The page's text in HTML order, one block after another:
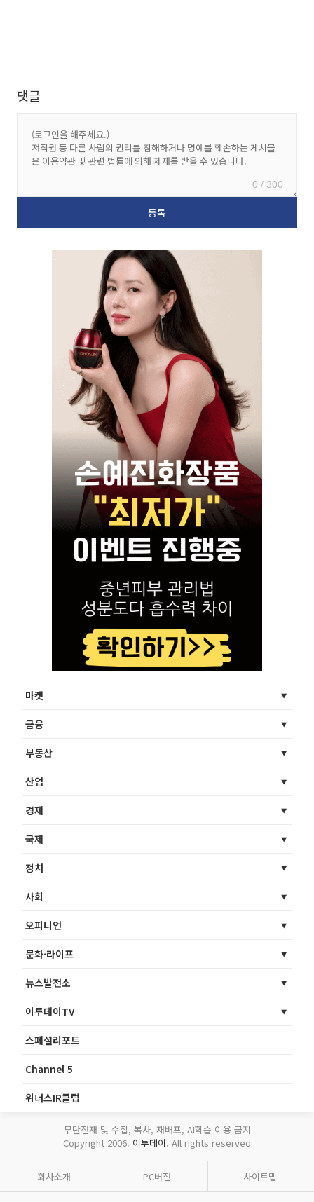
댓글
0 / 300
마켓
금융
부동산
산업
경제
국제
정치
사회
오피니언
문화·라이프
뉴스발전소
이투데이TV
스페셜리포트
Channel 5
위너스IR클럽
무단전재 및 수집, 복사, 재배포, AI학습 이용 금지
Copyright 2006. 이투데이. All rights reserved
회사소개 PC버전 사이트맵